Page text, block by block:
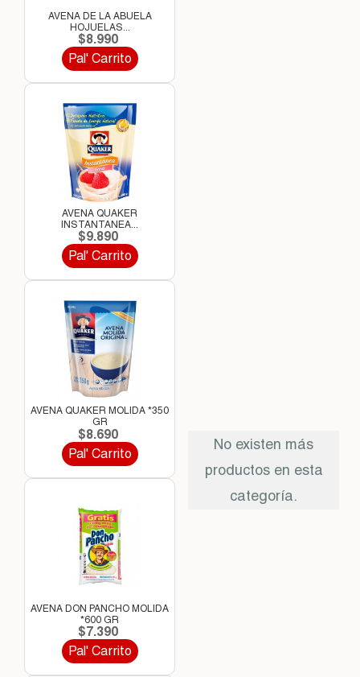
AVENA DE LA ABUELA
HOJUELAS...
$8.990
Pal' Carrito
AVENA QUAKER
INSTANTANEA...
$9.890
Pal' Carrito
AVENA QUAKER MOLIDA *350
GR
$8.690
Pal' Carrito
AVENA DON PANCHO MOLIDA
*600 GR
$7.390
Pal' Carrito
No existen más
productos en esta
categoría.